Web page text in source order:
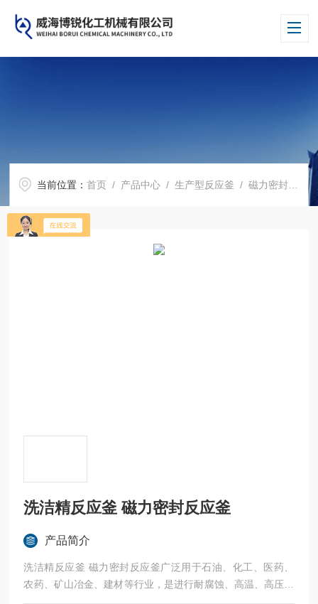
当前位置：首页 / 产品中心 /生产型反应釜 /磁力密封反应釜
洗洁精反应釜 磁力密封反应釜
产品简介
洗洁精反应釜 磁力密封反应釜广泛用于石油、化工、医药、
农药、矿山冶金、建材等行业，是进行耐腐蚀、高温、高压反
应、加压浸出、矿浆加热、萃取工艺的理想设备。